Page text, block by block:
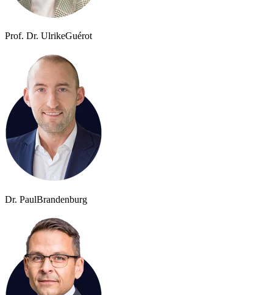
Prof. Dr. UlrikeGuérot
Dr. PaulBrandenburg